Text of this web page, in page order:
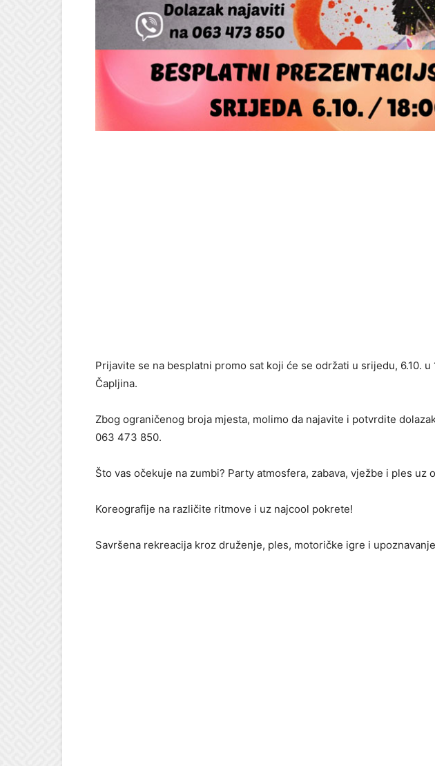
Prijavite se na besplatni promo sat koji će se održati u srijedu, 6.10. u
Čapljina.
Zbog ograničenog broja mjesta, molimo da najavite i potvrdite
063 473 850.
Što vas očekuje na zumbi? Party atmosfera, zabava, vježbe i ples uz
Koreografije na različite ritmove i uz najcool pokrete!
Savršena rekreacija kroz druženje, ples, motoričke igre i